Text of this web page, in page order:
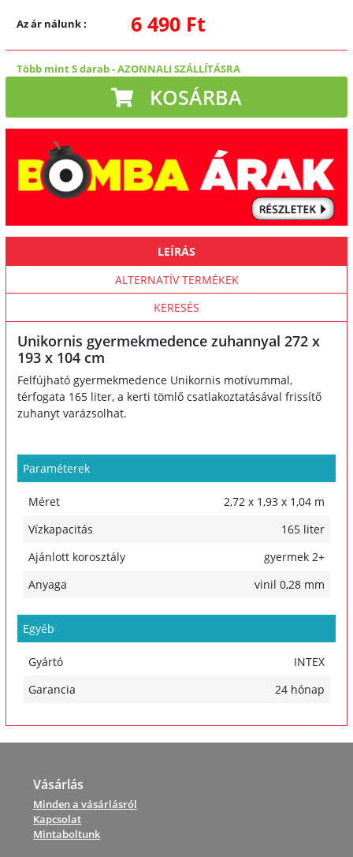
Az ár nálunk: 6 490 Ft
Több mint 5 darab-AZONNALI SZÁLLÍTÁSRA
KOSÁRBA
LEÍRÁS
ALTERNATÍV TERMÉKEK
KERESÉS
Unikornis gyermekmedence zuhannyal 272 x
193 x 104 cm
Felfújható gyermekmedence Unikornis motívummal,
térfogata 165 liter, a kerti tömlő csatlakoztatásával frissítő
zuhanyt varázsolhat.
Paraméterek
Méret
2,72 x 1,93 x 1,04 m
Vízkapacitás
165 liter
Ajánlott korosztály
gyermek 2+
Anyaga
vinil 0,28 mm
Egyéb
Gyártó
INTEX
Garancia
24 hónap
Vásárlás
Minden a vásárlásról
Kapcsolat
Mintaboltunk